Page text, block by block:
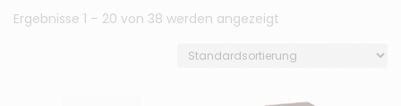
Ergebnisse 1 – 20 von 38 werden angezeigt